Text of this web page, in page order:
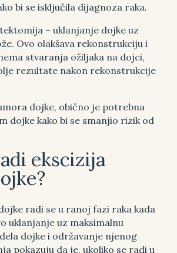
bi se isključila dijagnoza raka.
– uklanjanje dojke uz
Ovo olakšava rekonstrukciju i
stvaranja ožiljaka na dojci,
rezultate nakon rekonstrukcije
dojke, obično je potrebna
dojke kako bi se smanjio rizik od
ekscizija
radi se u ranoj fazi raka kada
uklanjanje uz maksimalnu
dojke i održavanje njenog
pokazuju da je, ukoliko se radi u